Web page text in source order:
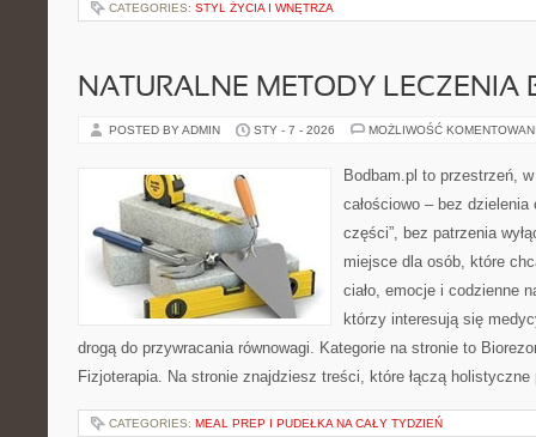
CATEGORIES: STYL ŻYCIA I WNĘTRZA
NATURALNE METODY LECZENIA
POSTED BY ADMIN STY - 7 - 2026 MOŻLIWOŚĆ
Bodbam.pl to przestrzeń,
całościowo – bez dzielenia
części”, bez patrzenia
miejsce dla osób, które
ciało, emocje i codzienne
którzy interesują się
drogą do przywracania równowagi. Kategorie na stronie to
Fizjoterapia. Na stronie znajdziesz treści, które łączą
CATEGORIES: MEAL PREP I PUDEŁKA NA CAŁY TYDZIEŃ